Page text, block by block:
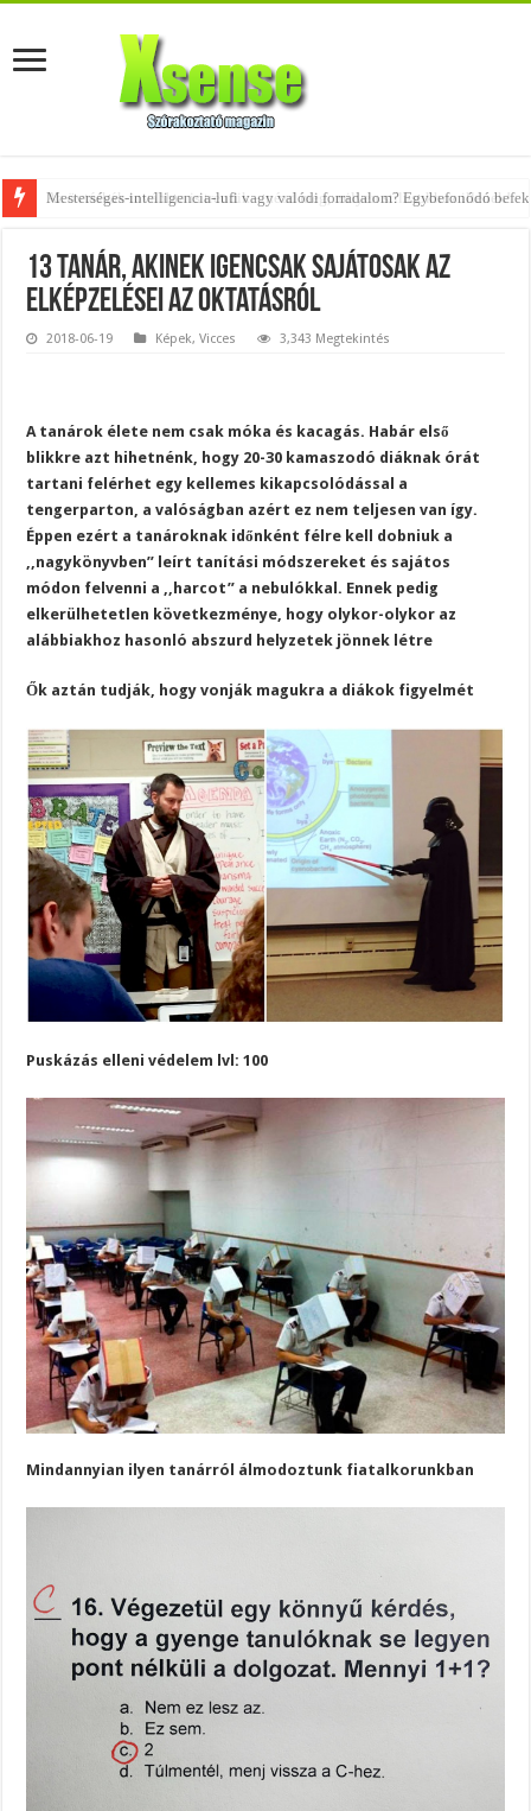
Az övtáskák továbbra is trendik – nézd meg, milyen stílusokhoz illenek!
13 tanár, akinek igencsak sajátosak az
elképzelései az oktatásról
2018-06-19 Képek,Vicces 3,343 Megtekintés
A tanárok élete nem csak móka és kacagás. Habár első
blikkre azt hihetnénk, hogy 20-30 kamaszodó diáknak órát
tartani felérhet egy kellemes kikapcsolódással a
tengerparton, a valóságban azért ez nem teljesen van így.
Éppen ezért a tanároknak időnként félre kell dobniuk a
,,nagykönyvben” leírt tanítási módszereket és sajátos
módon felvenni a ,,harcot” a nebulókkal. Ennek pedig
elkerülhetetlen következménye, hogy olykor-olykor az
alábbiakhoz hasonló abszurd helyzetek jönnek létre
Ők aztán tudják, hogy vonják magukra a diákok figyelmét
Puskázás elleni védelem lvl: 100
Mindannyian ilyen tanárról álmodoztunk fiatalkorunkban